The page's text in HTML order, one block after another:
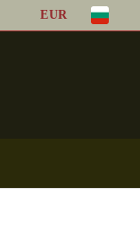
EUR